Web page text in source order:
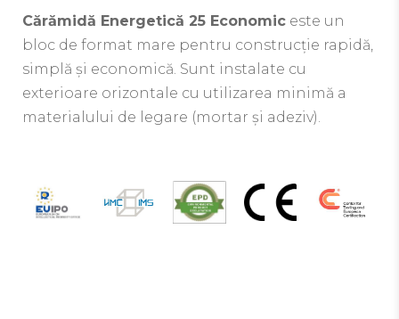
Cărămidă Energetică 25 Economic este un
bloc de format mare pentru construcție rapidă,
simplă și economică. Sunt instalate cu
exterioare orizontale cu utilizarea minimă a
materialului de legare (mortar și adeziv).